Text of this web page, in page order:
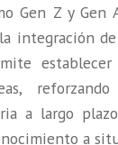
Gen Z y Gen
integración
establecer
a largo
a